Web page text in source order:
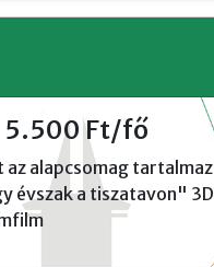
5.500 Ft/fő
az alapcsomag tartalmaz
évszak a tiszatavon" 3D